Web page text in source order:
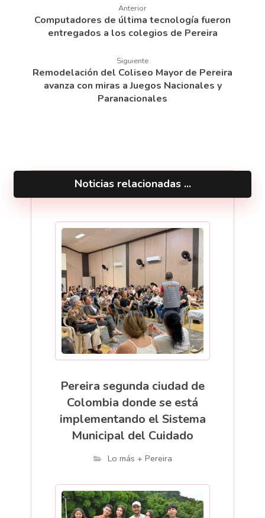
Anterior
Computadores de última tecnología fueron
entregados a los colegios de Pereira
Siguiente
Remodelación del Coliseo Mayor de Pereira
avanza con miras a Juegos Nacionales y
Paranacionales
Noticias relacionadas ...
Pereira segunda ciudad de
Colombia donde se está
implementando el Sistema
Municipal del Cuidado
Lo más + Pereira